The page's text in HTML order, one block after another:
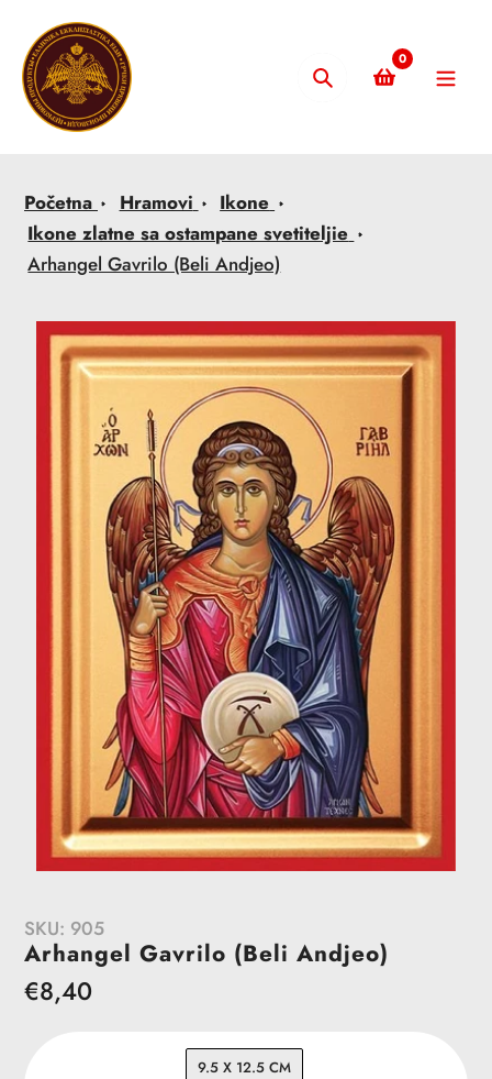
content
Pretraži
0
Početna Hramovi
Ikone
Ikone zlatne sa ostampane svetiteljie
Arhangel Gavrilo (Beli Andjeo)
SKU: 905
Arhangel Gavrilo (Beli Andjeo)
Redovna
€8,40
9.5 X 12.5 CM